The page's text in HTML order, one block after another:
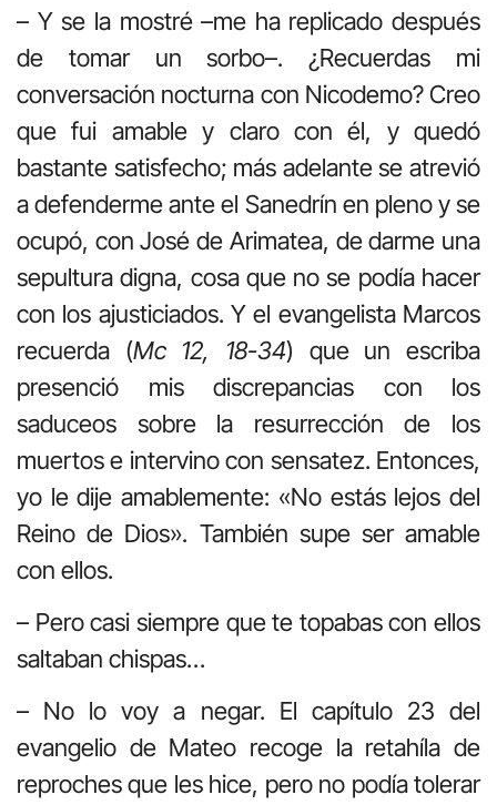
– Y se la mostré –me ha replicado después
de tomar un sorbo–. ¿Recuerdas mi
conversación nocturna con Nicodemo? Creo
que fui amable y claro con él, y quedó
bastante satisfecho; más adelante se atrevió
a defenderme ante el Sanedrín en pleno y se
ocupó, con José de Arimatea, de darme una
sepultura digna, cosa que no se podía hacer
con los ajusticiados. Y el evangelista Marcos
recuerda (Mc 12, 18-34) que un escriba
presenció mis discrepancias con los
saduceos sobre la resurrección de los
muertos e intervino con sensatez. Entonces,
yo le dije amablemente: «No estás lejos del
Reino de Dios». También supe ser amable
con ellos.
– Pero casi siempre que te topabas con ellos
saltaban chispas…
– No lo voy a negar. El capítulo 23 del
evangelio de Mateo recoge la retahíla de
reproches que les hice, pero no podía tolerar